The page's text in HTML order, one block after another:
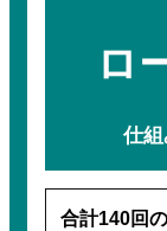
ロ
仕
合計140回